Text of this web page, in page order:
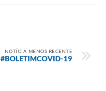
NOTÍCIA MENOS RECENTE
#BOLETIMCOVID-19